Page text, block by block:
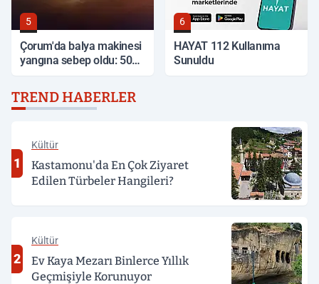
5
Çorum'da balya makinesi
yangına sebep oldu: 500
6
HAYAT 112 Kullanıma
Sunuldu
TREND HABERLER
1
Kültür
Kastamonu'da En Çok Ziyaret
Edilen Türbeler Hangileri?
2
Kültür
Ev Kaya Mezarı Binlerce Yıllık
Geçmişiyle Korunuyor